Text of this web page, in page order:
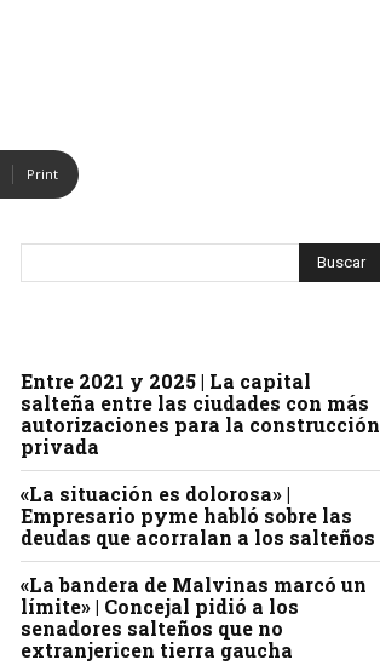
Print
Entre 2021 y 2025 | La capital
salteña entre las ciudades con más
autorizaciones para la construcción
privada
«La situación es dolorosa» |
Empresario pyme habló sobre las
deudas que acorralan a los salteños
«La bandera de Malvinas marcó un
límite» | Concejal pidió a los
senadores salteños que no
extranjericen tierra gaucha